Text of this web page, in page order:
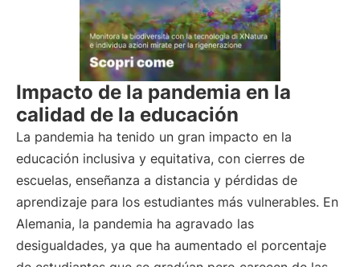
Impacto de la pandemia en la
calidad de la educación
La pandemia ha tenido un gran impacto en la
educación inclusiva y equitativa, con cierres de
escuelas, enseñanza a distancia y pérdidas de
aprendizaje para los estudiantes más vulnerables. En
Alemania, la pandemia ha agravado las
desigualdades, ya que ha aumentado el porcentaje